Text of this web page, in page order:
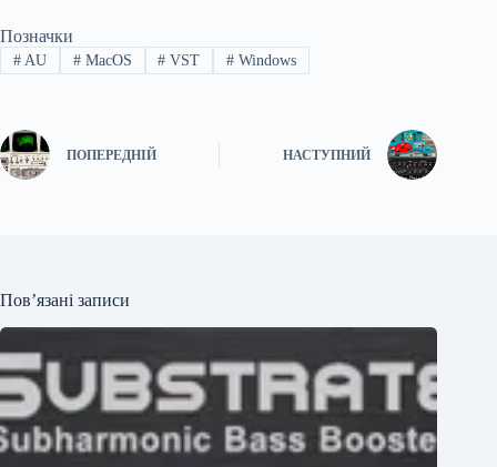
Позначки
#AU #MacOS # VST # Windows
ПОПЕРЕДНІЙ НАСТУПНИЙ
Пов’язані записи